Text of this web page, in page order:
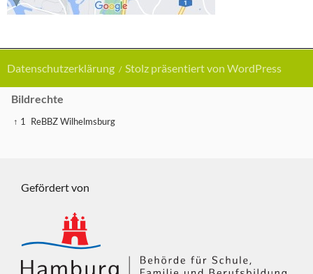
Datenschutzerklärung Stolz präsentiert von WordPress
Bildrechte
↑ 1 ReBBZ Wilhelmsburg
Gefördert von